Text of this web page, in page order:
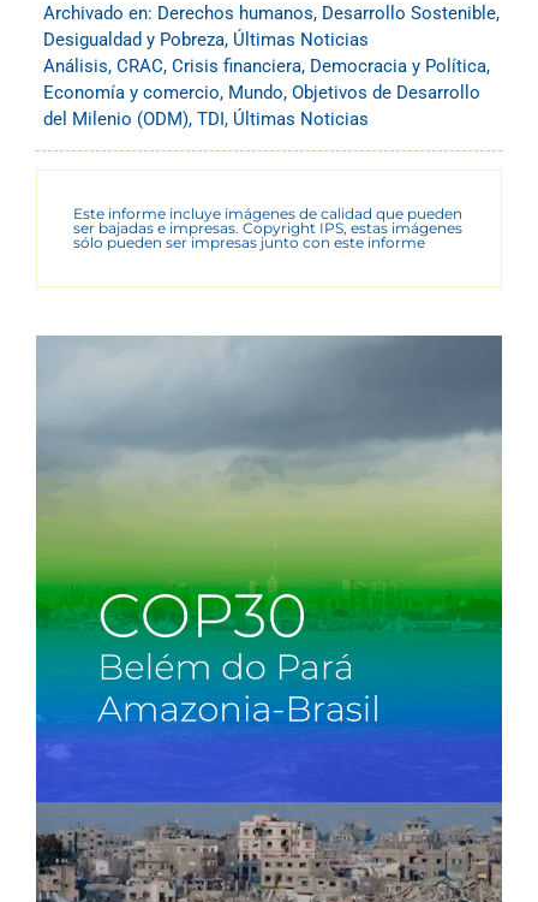
Archivado en: Derechos humanos, Desarrollo Sostenible,
Desigualdad y Pobreza, Últimas Noticias
Análisis, CRAC, Crisis financiera, Democracia y Política,
Economía y comercio, Mundo, Objetivos de Desarrollo
del Milenio (ODM), TDI, Últimas Noticias
Este informe incluye imágenes de calidad que pueden
ser bajadas e impresas. Copyright IPS, estas imágenes
sólo pueden ser impresas junto con este informe